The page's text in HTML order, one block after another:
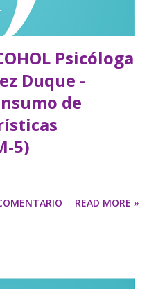
Psicóloga
Duque -
de
5)
READ MORE »